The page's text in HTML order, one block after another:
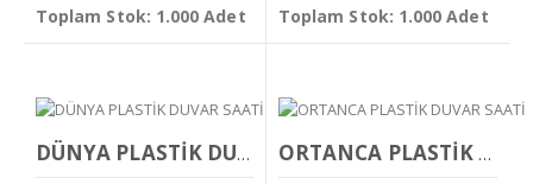
Toplam Stok: 1.000 Adet Toplam Stok: 1.000 Adet
DÜNYA PLASTİK DUVAR SAATİ ORTANCA PLASTİK DUVAR SAATİ